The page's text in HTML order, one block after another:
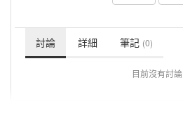
討論 詳細 筆記 (0)
目前沒有討論